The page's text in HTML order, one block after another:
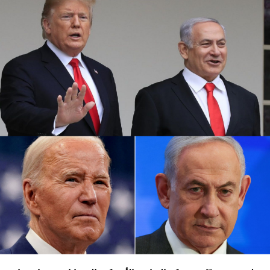
كما أوقفت عدة شركات طيران دولية أخرى رحلاتها من وإلى
إسرائيل ولبنان والأردن والعراق وإيران، على خلفية تصاعد التوتر
في المنطقة، بعد مقتل رئيس المكتب السياسي لحماس في
طهران، ومقتل مسؤول عسكري بارز في الحزب بغارة إسرائيلية
على بيروت أواخر تموز الماضي.
وأعلنت شركة لوفتهانزا الألمانية، الاثنين الماضي، أنها ستوقف
جميع رحلاتها إلى إسرائيل وعمان وبيروت وطهران وأربيل في
العراق حتى يوم الاثنين المقبل بناء على “تحليل أمني حالي”.
وفي نيسان الماضي أغلقت إسرائيل مجالها الجوي لمدة سبع
ساعات، بسبب الهجوم المكثف بالطائرات المسيرة والصواريخ
الذي شنته إيران على إسرائيل، ردا على غارة إسرائيلية على
سفارة طهران في دمشق قتل فيها 16 شخصًا منهم مسؤول
إيراني كبير في فيلق القدس.
وتسود حالة من التوترات الأمنية في إسرائيل بعد أن أعلنت
اغتيال القائد العسكري البارز بـ”الحزب” فؤاد شكر في غارة